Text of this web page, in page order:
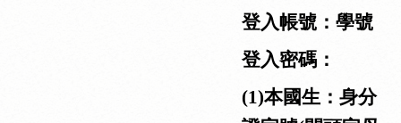
登入帳號：學號
登入密碼：
(1)本國生：身分